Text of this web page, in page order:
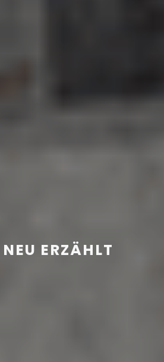
ERZÄHLT